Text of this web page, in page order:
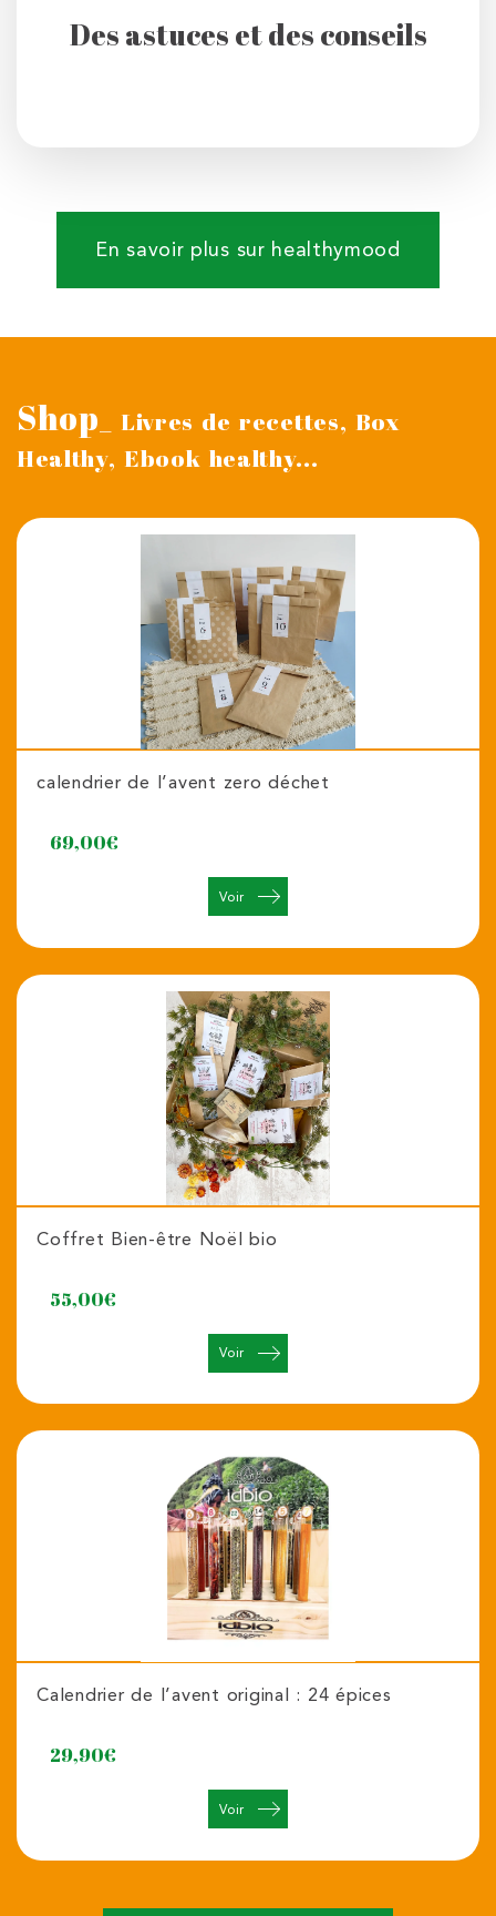
Des astuces et des conseils
En savoir plus sur healthymood
Shop _ Livres de recettes, Box
Healthy, Ebook healthy...
calendrier de l’avent zero déchet
69,00€
Voir
Coffret Bien-être Noël bio
55,00€
Voir
Calendrier de l’avent original : 24 épices
29,90€
Voir